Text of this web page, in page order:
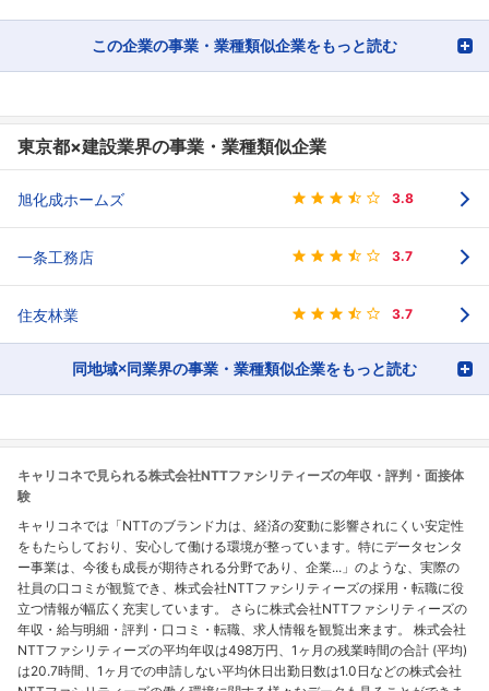
この企業の事業・業種類似企業をもっと読む
東京都×建設業界の事業・業種類似企業
旭化成ホームズ 3.8
一条工務店 3.7
住友林業 3.7
同地域×同業界の事業・業種類似企業をもっと読む
キャリコネで見られる株式会社NTTファシリティーズの年収・評判・面接体
験
キャリコネでは「NTTのブランド力は、経済の変動に影響されにくい安定性
をもたらしており、安心して働ける環境が整っています。特にデータセンタ
ー事業は、今後も成長が期待される分野であり、企業...」のような、実際の
社員の口コミが観覧でき、株式会社NTTファシリティーズの採用・転職に役
立つ情報が幅広く充実しています。 さらに株式会社NTTファシリティーズの
年収・給与明細・評判・口コミ・転職、求人情報を観覧出来ます。 株式会社
NTTファシリティーズの平均年収は498万円、1ヶ月の残業時間の合計 (平均)
は20.7時間、1ヶ月での申請しない平均休日出勤日数は1.0日などの株式会社